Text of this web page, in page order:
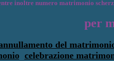
inoltre numero matrimonio
per
del
celebrazione